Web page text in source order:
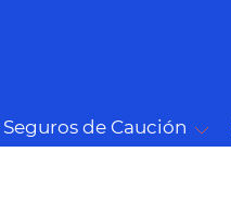
Seguros de Caución